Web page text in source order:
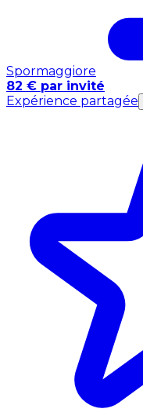
Spormaggiore
82 € par invité
Expérience partagée